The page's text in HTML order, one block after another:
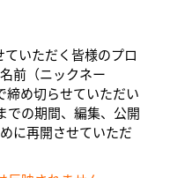
ていただく皆様のプロ
前（ニックネー
締め切らせていただい
での期間、編集、公開
に再開させていただ